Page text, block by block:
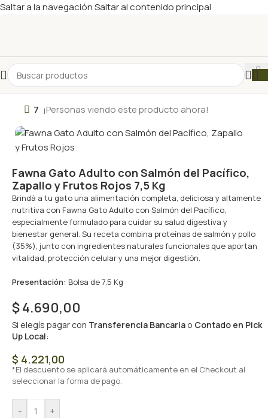
Saltar a la navegaciónSaltar al contenido principal
7 ¡Personas viendo este producto ahora!
Fawna Gato Adulto con Salmón del Pacífico,
Zapallo y Frutos Rojos 7,5 Kg
Brindá a tu gato una alimentación completa, deliciosa y altamente
nutritiva con Fawna Gato Adulto con Salmón del Pacífico,
especialmente formulado para cuidar su salud digestiva y
bienestar general. Su receta combina proteínas de salmón y pollo
(35%), junto con ingredientes naturales funcionales que aportan
vitalidad, protección celular y una mejor digestión.
Presentación: Bolsa de 7,5 Kg
$4.690,00
Si elegís pagar con Transferencia Bancaria o Contado en Pick
Up Local:
$ 4.221,00
*El descuento se aplicará automáticamente en el Checkout al
seleccionar la forma de pago.
- +